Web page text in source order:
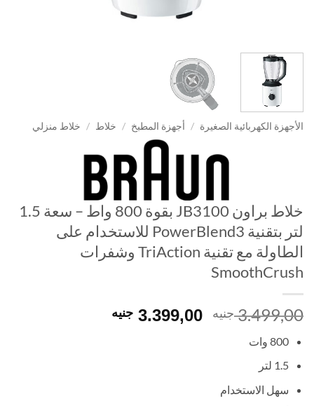
الأجهزة الكهربائية الصغيرة / أجهزة المطبخ / خلاط / خلاط منزلي
خلاط براون JB3100 بقوة 800 واط – سعة 1.5
لتر بتقنية PowerBlend3 للاستخدام على
الطاولة مع تقنية TriAction وشفرات
SmoothCrush
3.499,00 جنيه
السعر
الأصلي
3.399,00 جنيه
800 وات
1.5 لتر
سهل الاستخدام